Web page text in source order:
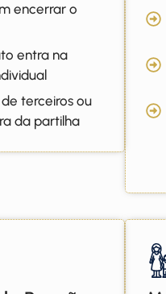
encerrar o
entra na
terceiros ou
da partilha